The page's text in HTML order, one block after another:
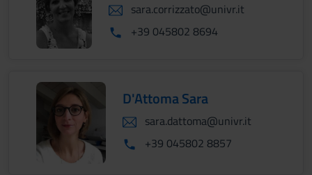
sara.corrizzato@univr.it
+39 045802 8694
D'Attoma Sara
sara.dattoma@univr.it
+39 045802 8857